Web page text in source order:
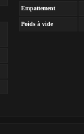
Empattement
Poids à vide